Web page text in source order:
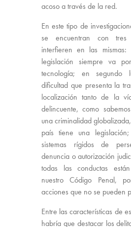
acoso a través de la red.
En este tipo de
se encuentran con tres
interfieren en las
legislación siempre va
tecnología; en segundo
dificultad que presenta la
localización tanto de la
delincuente, como
una criminalidad
país tiene una
sistemas rígidos de
denuncia o autorización
todas las conductas
nuestro Código Penal,
acciones que no se pueden
Entre las características de
habría que destacar los